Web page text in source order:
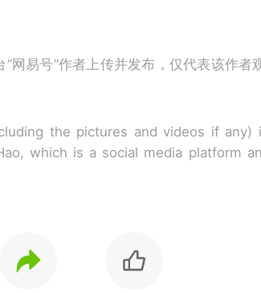
网易号”作者上传并发布，仅代表该作者
the pictures and videos if any)
which is a social media platform